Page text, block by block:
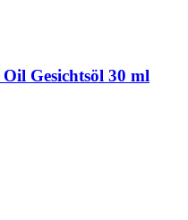
Gesichtsöl 30 ml